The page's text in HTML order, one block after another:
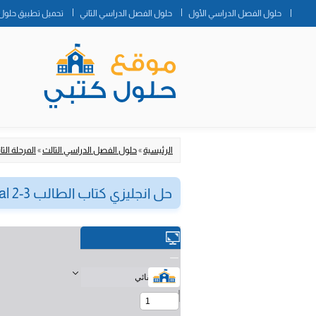
حلول الفصل الدراسي الأول حلول الفصل الدراسي الثاني تحميل تطبيق
الرئيسية»حلول الفصل الدراسي الثالث» المرحلة
حل انجليزي كتاب الطالب Mega Goal 2-3 ثاني ثانوي ف3